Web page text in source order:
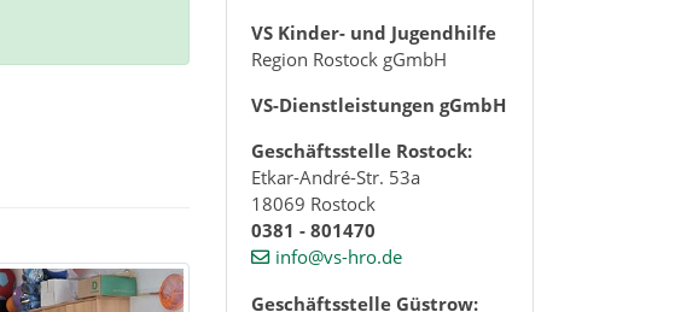
VS Kinder- und Jugendhilfe
Region Rostock gGmbH
VS-Dienstleistungen gGmbH
Geschäftsstelle Rostock:
Etkar-André-Str. 53a
18069 Rostock
0381 - 801470
info@vs-hro.de
Geschäftsstelle Güstrow: